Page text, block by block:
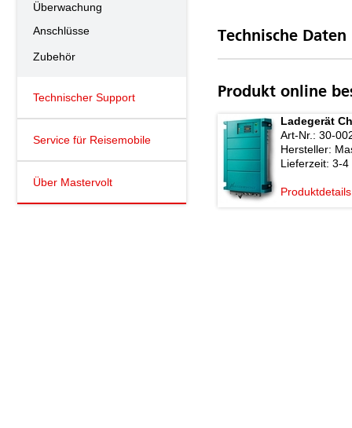
Überwachung
Anschlüsse
Zubehör
Technischer Support
Service für Reisemobile
Über Mastervolt
Technische Daten
Produkt online
Ladegerät
Art-Nr.: 30-
Hersteller:
Lieferzeit: 3-4
Produktdetails